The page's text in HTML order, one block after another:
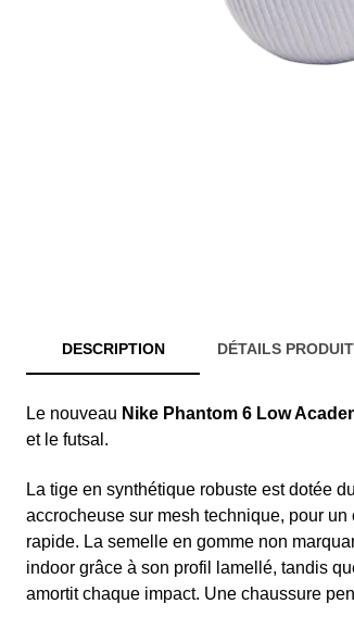
DESCRIPTION DÉTAILS
Le nouveau Nike Phantom 6 Low
et le futsal.
La tige en synthétique robuste est dotée du
accrocheuse sur mesh technique, pour
rapide. La semelle en gomme non
indoor grâce à son profil lamellé, tandis
amortit chaque impact. Une chaussure